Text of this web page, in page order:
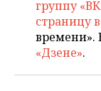
группу
страницу
времени».
«Дзене».